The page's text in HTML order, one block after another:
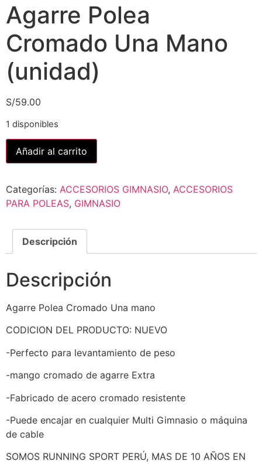
Agarre Polea
Cromado Una Mano
(unidad)
S/59.00
1 disponibles
Añadir al carrito
Categorías: ACCESORIOS GIMNASIO, ACCESORIOS
PARA POLEAS, GIMNASIO
Descripción
Descripción
Agarre Polea Cromado Una mano
CODICION DEL PRODUCTO: NUEVO
-Perfecto para levantamiento de peso
-mango cromado de agarre Extra
-Fabricado de acero cromado resistente
-Puede encajar en cualquier Multi Gimnasio o máquina
de cable
SOMOS RUNNING SPORT PERÚ, MAS DE 10 AÑOS EN